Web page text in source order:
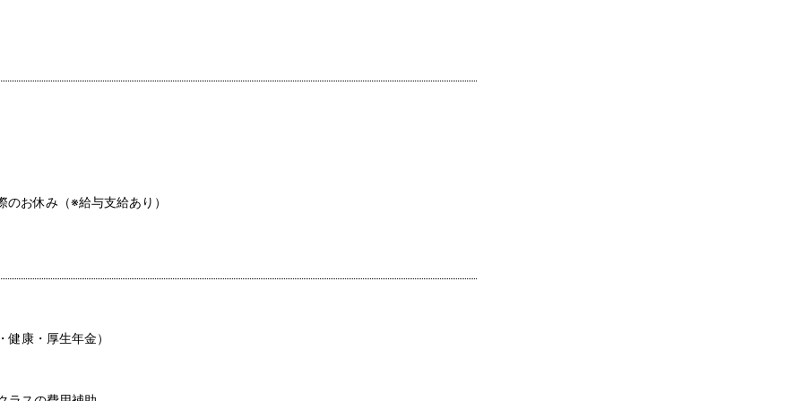
お休み（※給与支給あり）
康・厚生年金）